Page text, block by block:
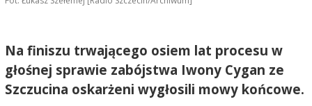
Na finiszu trwającego osiem lat procesu w
głośnej sprawie zabójstwa Iwony Cygan ze
Szczucina oskarżeni wygłosili mowy końcowe.